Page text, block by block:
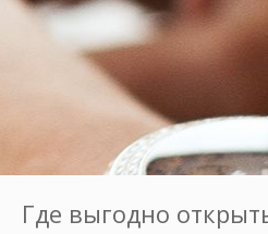
Где выгодно